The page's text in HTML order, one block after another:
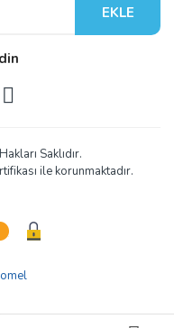
EKLE
Saklıdır.
ile korunmaktadır.